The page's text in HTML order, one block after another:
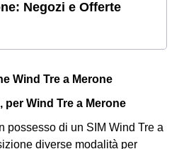
Negozi e Offerte
Wind Tre a Merone
per Wind Tre a Merone
possesso di un SIM Wind Tre a
diverse modalità per